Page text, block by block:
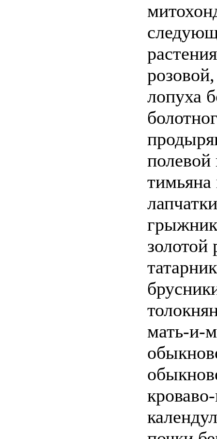
лопуха
полевой
тимьяна
золотой
мать-и-